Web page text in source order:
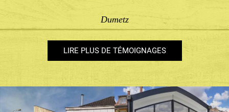
Dumetz
LIRE PLUS DE TÉMOIGNAGES